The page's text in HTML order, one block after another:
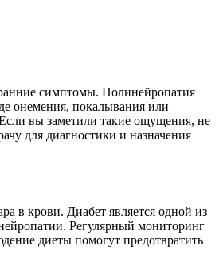
симптомы. Полинейропатия
онемения, покалывания или
вы заметили такие ощущения, не
для диагностики и назначения
в крови. Диабет является одной из
Регулярный мониторинг
диеты помогут предотвратить